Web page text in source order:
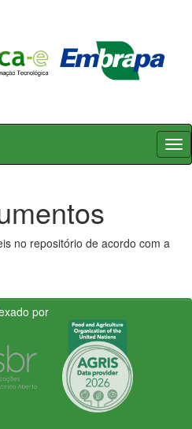
no repositório de acordo com a
por